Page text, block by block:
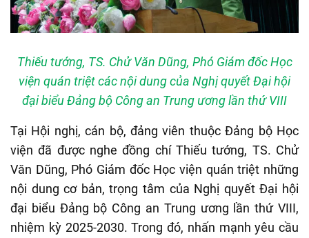
Thiếu tướng, TS. Chử Văn Dũng, Phó Giám đốc Học
viện quán triệt các nội dung của Nghị quyết Đại hội
đại biểu Đảng bộ Công an Trung ương lần thứ VIII
Tại Hội nghị, cán bộ, đảng viên thuộc Đảng bộ Học
viện đã được nghe đồng chí Thiếu tướng, TS. Chử
Văn Dũng, Phó Giám đốc Học viện quán triệt những
nội dung cơ bản, trọng tâm của Nghị quyết Đại hội
đại biểu Đảng bộ Công an Trung ương lần thứ VIII,
nhiệm kỳ 2025-2030. Trong đó, nhấn mạnh yêu cầu